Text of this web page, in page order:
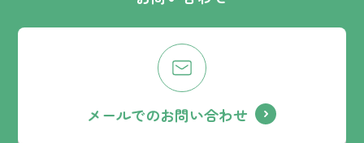
メールでのお問い合わせ